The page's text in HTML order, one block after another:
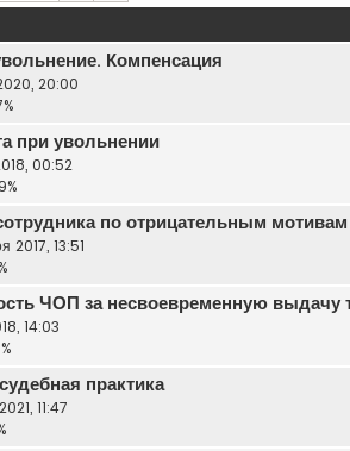
Компенсация
20:00
при увольнении
00:52
по отрицательным мотивам
2017, 13:51
ЧОП за несвоевременную выдачу
14:03
практика
11:47